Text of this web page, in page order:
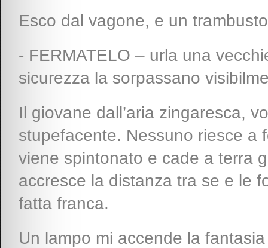
Esco dal vagone, e un
- FERMATELO – urla una
sicurezza la sorpassano
Il giovane dall’aria zingaresca,
stupefacente. Nessuno riesce a
viene spintonato e cade a terra
accresce la distanza tra se e le
fatta franca.
Un lampo mi accende la